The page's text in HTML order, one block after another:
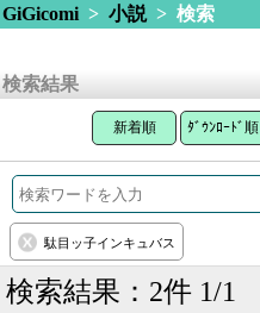
GiGicomi> 小説> 検索
検索結果
新着順 ﾀﾞｳﾝﾛｰﾄﾞ順
駄目ッ子インキュバス
検索結果：2件 1/1